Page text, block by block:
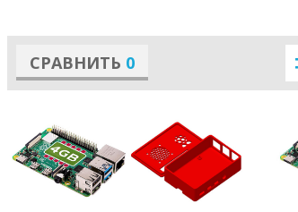
СРАВНИТЬ 0